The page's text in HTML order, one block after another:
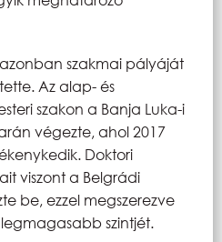
szakmai pályáját
Az alap- és
szakon a Banja Luka-i
végezte, ahol 2017
Doktori
viszont a Belgrádi
be, ezzel megszerezve
szintjét.